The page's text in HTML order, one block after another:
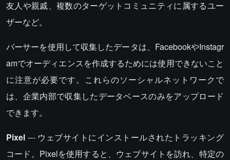
友人や親戚、複数のターゲットコミュニティに属するユー
ザーなど。
パーサーを使用して収集したデータは、FacebookやInstagr
amでオーディエンスを作成するためには使用できないこと
に注意が必要です。これらのソーシャルネットワークで
は、企業内部で収集したデータベースのみをアップロード
できます。
Pixel --- ウェブサイトにインストールされたトラッキング
コード。Pixelを使用すると、ウェブサイトを訪れ、特定の